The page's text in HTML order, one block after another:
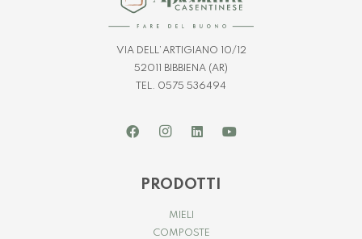
VIA DELL’ARTIGIANO 10/12
52011 BIBBIENA (AR)
TEL. 0575 536494
PRODOTTI
MIELI
COMPOSTE